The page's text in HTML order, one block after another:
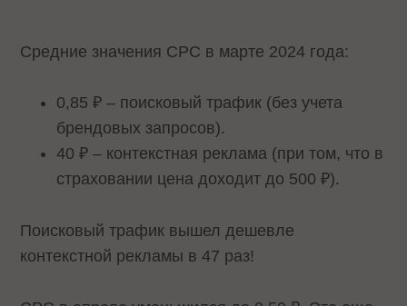
Средние значения CPC в марте 2024 года:
0,85 ₽ – поисковый трафик (без учета
брендовых запросов).
40 ₽ – контекстная реклама (при том, что в
страховании цена доходит до 500 ₽).
Поисковый трафик вышел дешевле
контекстной рекламы в 47 раз!